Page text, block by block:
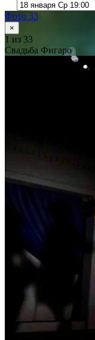
Фото 33
×
1 из 33
Свадьба Фигаро